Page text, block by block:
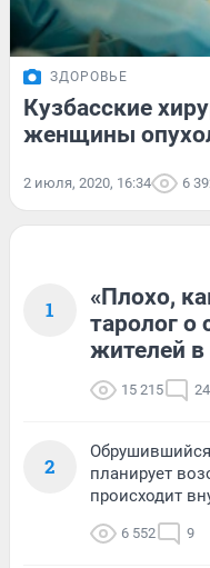
ЗДОРОВЬЕ
Кузбасские
женщины
2 июля, 2020, 16:34 6
1
«Плохо,
таролог о
жителей в
15 215 24
2
Обрушившийся
планирует
происходит
6 552 9